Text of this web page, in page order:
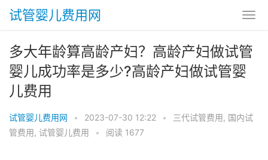
试管婴儿费用网
多大年龄算高龄产妇？高龄产妇做试管
婴儿成功率是多少?高龄产妇做试管婴
儿费用
试管婴儿费用网 • 2023-07-30 12:22 • 三代试管费用, 国内试
管费用, 试管婴儿费用 • 阅读 1677